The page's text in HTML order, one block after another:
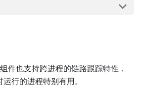
件也支持跨进程的链路跟踪特性，
行的进程特别有用。